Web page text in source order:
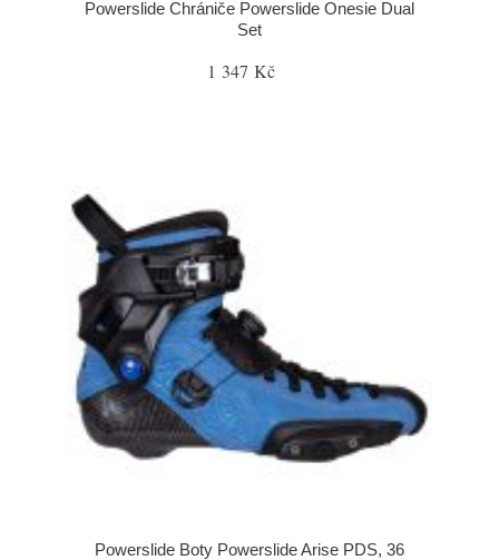
Powerslide Chrániče Powerslide Onesie Dual
Set
1 347 Kč
Powerslide Boty Powerslide Arise PDS, 36